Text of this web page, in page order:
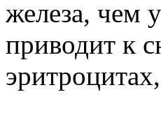
железа, чем
приводит к